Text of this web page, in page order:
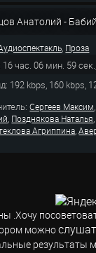
Анатолий -
, Проза
час. 06 мин. 59
192 kbps, 160 kbps,
Сергеев Максим
, Позднякова Наталья
Агриппина,
.Хочу
можно
результаты